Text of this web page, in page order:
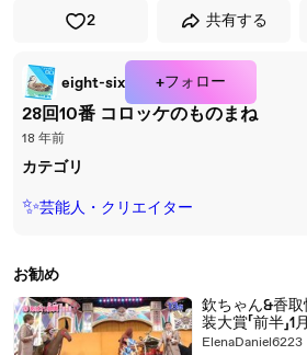
2 共有する
eight-six +フォロー
28回10番 コロッケのものまね
18 年前
カテゴリ
✨芸能人・クリエイター
お勧め
欽ちゃん&香
装大賞「前半」
part 2/2
ElenaDaniel6223